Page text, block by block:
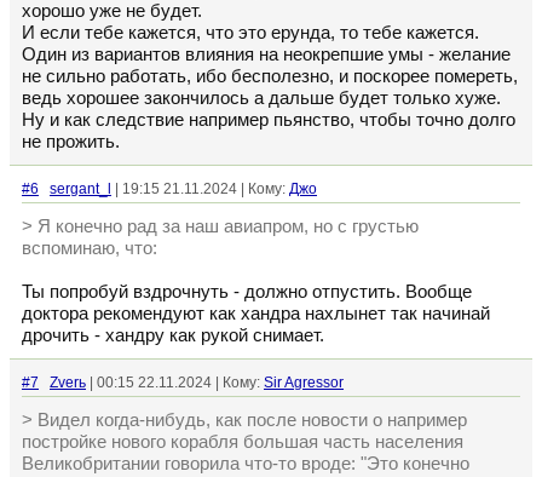
хорошо уже не будет.
И если тебе кажется, что это ерунда, то тебе кажется.
Один из вариантов влияния на неокрепшие умы - желание
не сильно работать, ибо бесполезно, и поскорее помереть,
ведь хорошее закончилось а дальше будет только хуже.
Ну и как следствие например пьянство, чтобы точно долго
не прожить.
#6 sergant_l | 19:15 21.11.2024 | Кому: Джо
> Я конечно рад за наш авиапром, но с грустью
вспоминаю, что:
Ты попробуй вздрочнуть - должно отпустить. Вообще
доктора рекомендуют как хандра нахлынет так начинай
дрочить - хандру как рукой снимает.
#7 Zverь | 00:15 22.11.2024 | Кому: Sir Agressor
> Видел когда-нибудь, как после новости о например
постройке нового корабля большая часть населения
Великобритании говорила что-то вроде: "Это конечно